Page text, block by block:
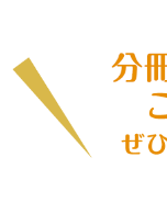
圧倒的な存在感を
刊行が終了した今
中古の商品をお探